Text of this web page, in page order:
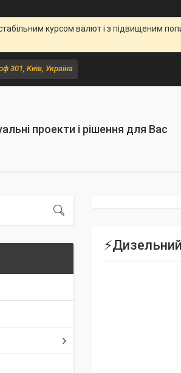
курсом валют і з підвищеним
301, Київ, Україна
проекти і рішення для Вас